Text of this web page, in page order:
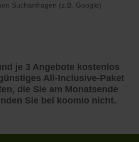
Suchanfragen (z.B. Google)
je 3 Angebote kostenlos
All-Inclusive-Paket
die Sie am Monatsende
Sie bei koomio nicht.